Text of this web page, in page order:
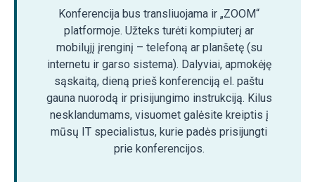
Konferencija bus transliuojama ir „ZOOM“
platformoje. Užteks turėti kompiuterį ar
mobilųjį įrenginį – telefoną ar planšetę (su
internetu ir garso sistema). Dalyviai, apmokėję
sąskaitą, dieną prieš konferenciją el. paštu
gauna nuorodą ir prisijungimo instrukciją. Kilus
nesklandumams, visuomet galėsite kreiptis į
mūsų IT specialistus, kurie padės prisijungti
prie konferencijos.